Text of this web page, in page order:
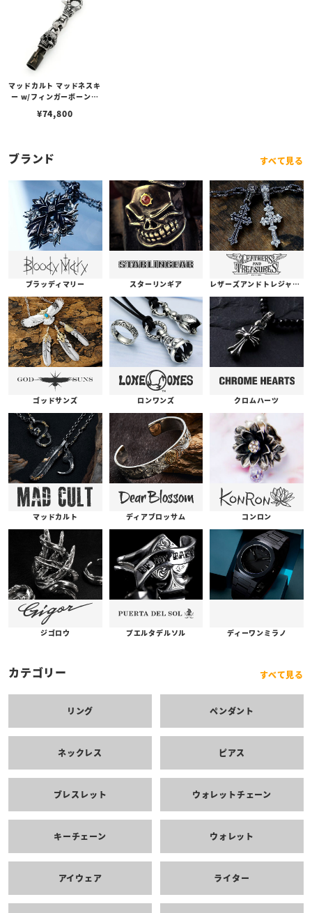
マッドカルト マッドネスキ
ー w/フィンガーボーンク
¥74,800
ブランド すべて見る
ブラッディマリー スターリンギア レザーズアンドトレジャーズ
ゴッドサンズ ロンワンズ クロムハーツ
マッドカルト ディアブロッサム コンロン
ジゴロウ プエルタデルソル ディーワンミラノ
カテゴリー すべて見る
リング ペンダント
ネックレス ピアス
ブレスレット ウォレットチェーン
キーチェーン ウォレット
アイウェア ライター